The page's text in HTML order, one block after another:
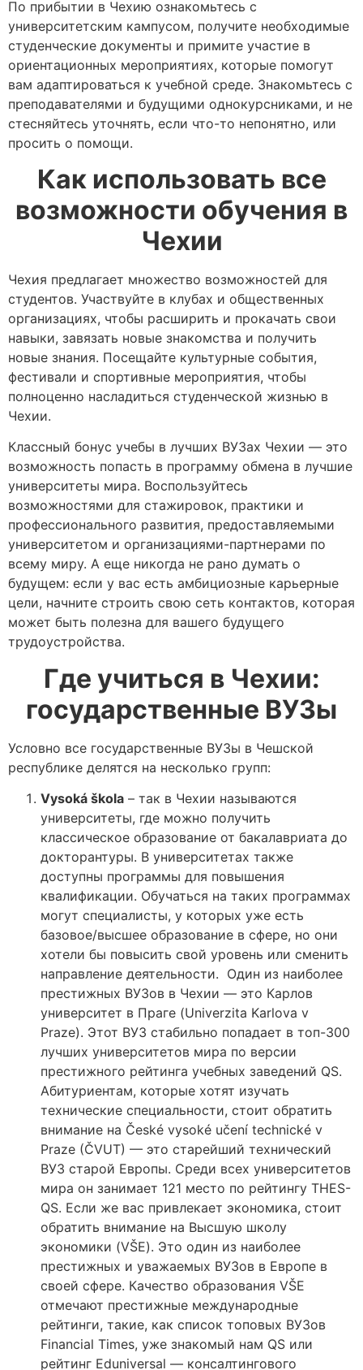
По прибытии в Чехию ознакомьтесь с
университетским кампусом, получите необходимые
студенческие документы и примите участие в
ориентационных мероприятиях, которые помогут
вам адаптироваться к учебной среде. Знакомьтесь с
преподавателями и будущими однокурсниками, и не
стесняйтесь уточнять, если что-то непонятно, или
просить о помощи.
Как использовать все
возможности обучения в
Чехии
Чехия предлагает множество возможностей для
студентов. Участвуйте в клубах и общественных
организациях, чтобы расширить и прокачать свои
навыки, завязать новые знакомства и получить
новые знания. Посещайте культурные события,
фестивали и спортивные мероприятия, чтобы
полноценно насладиться студенческой жизнью в
Чехии.
Классный бонус учебы в лучших ВУЗах Чехии — это
возможность попасть в программу обмена в лучшие
университеты мира. Воспользуйтесь
возможностями для стажировок, практики и
профессионального развития, предоставляемыми
университетом и организациями-партнерами по
всему миру. А еще никогда не рано думать о
будущем: если у вас есть амбициозные карьерные
цели, начните строить свою сеть контактов, которая
может быть полезна для вашего будущего
трудоустройства.
Где учиться в Чехии:
государственные ВУЗы
Условно все государственные ВУЗы в Чешской
республике делятся на несколько групп:
Vysoká škola – так в Чехии называются
университеты, где можно получить
классическое образование от бакалавриата до
докторантуры. В университетах также
доступны программы для повышения
квалификации. Обучаться на таких программах
могут специалисты, у которых уже есть
базовое/высшее образование в сфере, но они
хотели бы повысить свой уровень или сменить
направление деятельности. Один из наиболее
престижных ВУЗов в Чехии — это Карлов
университет в Праге (Univerzita Karlova v
Praze). Этот ВУЗ стабильно попадает в топ-300
лучших университетов мира по версии
престижного рейтинга учебных заведений QS.
Абитуриентам, которые хотят изучать
технические специальности, стоит обратить
внимание на České vysoké učení technické v
Praze (ČVUT) — это старейший технический
ВУЗ старой Европы. Среди всех университетов
мира он занимает 121 место по рейтингу THES-
QS. Если же вас привлекает экономика, стоит
обратить внимание на Высшую школу
экономики (VŠE). Это один из наиболее
престижных и уважаемых ВУЗов в Европе в
своей сфере. Качество образования VŠE
отмечают престижные международные
рейтинги, такие, как список топовых ВУЗов
Financial Times, уже знакомый нам QS или
рейтинг Eduniversal — консалтингового